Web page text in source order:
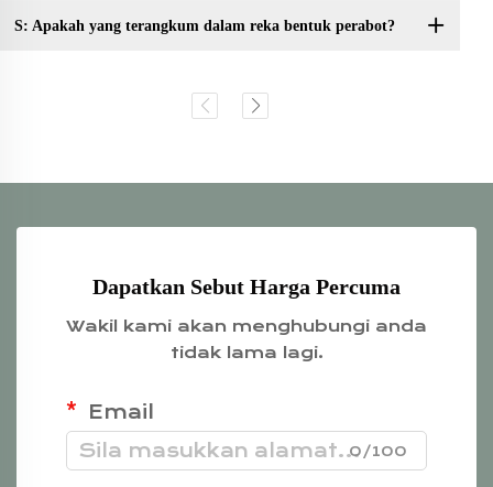
S: Apakah yang terangkum dalam reka bentuk perabot?
Dapatkan Sebut Harga Percuma
Wakil kami akan menghubungi anda
tidak lama lagi.
Email
0/100